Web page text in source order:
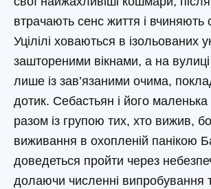
втрачають сенс життя і вчиняють
Уцілілі ховаються в ізольованих
заштореними вікнами, а на
лише із зав’язаними очима,
дотик. Себастьян і його
разом із групою тих, хто вижив,
виживання в охопленій панікою
доведеться пройти через
долаючи численні випробування